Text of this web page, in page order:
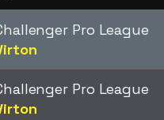
Pro League
Pro League